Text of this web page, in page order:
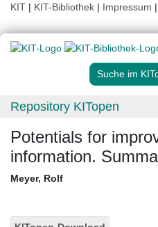
KIT | KIT-Bibliothek | Impressum |
Suche im
Repository KITopen
Potentials for
information.
Meyer, Rolf